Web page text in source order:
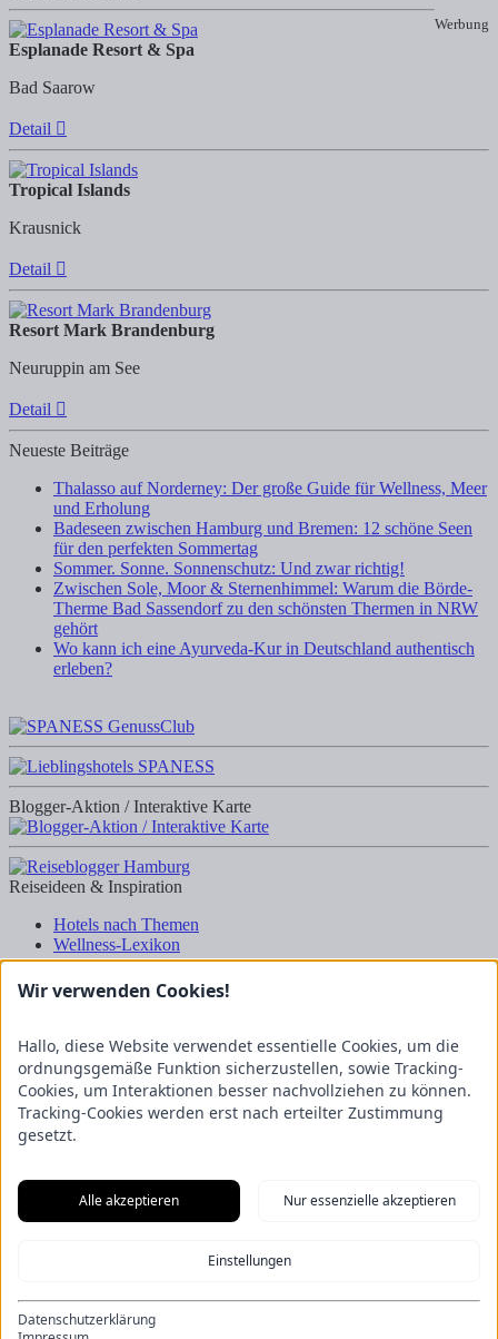
Werbung
Esplanade Resort & Spa
Bad Saarow
Detail
Tropical Islands
Krausnick
Detail
Resort Mark Brandenburg
Neuruppin am See
Detail
Neueste Beiträge
Thalasso auf Norderney: Der große Guide für Wellness, Meer
und Erholung
Badeseen zwischen Hamburg und Bremen: 12 schöne Seen
für den perfekten Sommertag
Sommer. Sonne. Sonnenschutz: Und zwar richtig!
Zwischen Sole, Moor & Sternenhimmel: Warum die Börde-
Therme Bad Sassendorf zu den schönsten Thermen in NRW
gehört
Wo kann ich eine Ayurveda-Kur in Deutschland authentisch
erleben?
Blogger-Aktion / Interaktive Karte
Reiseideen & Inspiration
Hotels nach Themen
Wellness-Lexikon
Business-Lexikon
Urlaubsregionen in Deutschland
Kooperation & Zusammenarbeit
Kundenbereich
Presse
Über uns
Service/Partner
Blogger-Datenbank
Datenschutz
Nutzungsbestimmungen
Wir verwenden Cookies!
Hallo, diese Website verwendet essentielle Cookies, um die
ordnungsgemäße Funktion sicherzustellen, sowie Tracking-
Cookies, um Interaktionen besser nachvollziehen zu können.
Tracking-Cookies werden erst nach erteilter Zustimmung
gesetzt.
Alle akzeptieren Nur essenzielle akzeptieren
Einstellungen
Datenschutzerklärung